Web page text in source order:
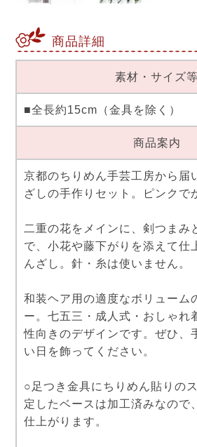
商品詳細
素材・サイズ等
■全長約15cm（金具を除く）
商品案内
京都のちりめん手芸工房から届
ざしの手作りセット。ピンクで
二重の花をメインに、剣つまみ
で、小花や藤下がりを添えて仕
んざし。針・糸は使いません。
和装ヘア用の適度なボリューム
ー。七五三・成人式・おしゃれ
性向きのデザインです。ぜひ、
い日を飾ってください。
○足つき金具にちりめん貼りの
定したベースは加工済みなので
仕上がります。